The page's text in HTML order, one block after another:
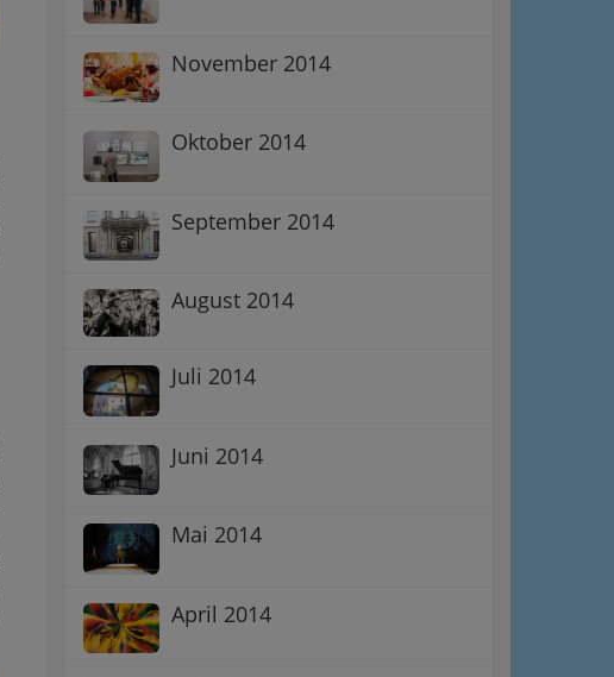
November 2014
Oktober 2014
September 2014
August 2014
Juli 2014
Juni 2014
Mai 2014
April 2014